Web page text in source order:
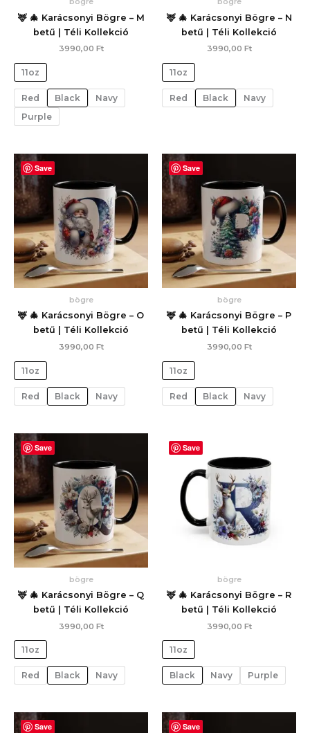
🦌 🎄 Karácsonyi Bögre – M
betű | Téli Kollekció
3990,00 Ft
11oz
Red Black
Navy
Purple
🦌 🎄 Karácsonyi Bögre – N
betű | Téli Kollekció
3990,00 Ft
11oz
Red Black Navy
Save
bögre
🦌 🎄 Karácsonyi Bögre – O
betű | Téli Kollekció
3990,00 Ft
11oz
Red Black Navy
Save
bögre
🦌 🎄 Karácsonyi Bögre – P
betű | Téli Kollekció
3990,00 Ft
11oz
Red Black Navy
Save
bögre
🦌 🎄 Karácsonyi Bögre – Q
betű | Téli Kollekció
3990,00 Ft
11oz
Red Black Navy
Save
bögre
🦌 🎄 Karácsonyi Bögre – R
betű | Téli Kollekció
3990,00 Ft
11oz
Black Navy Purple
Save Save